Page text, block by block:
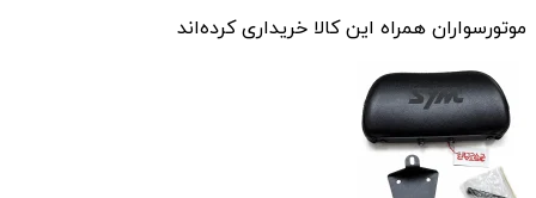
موتورسواران همراه این کالا خریداری کرده‌اند